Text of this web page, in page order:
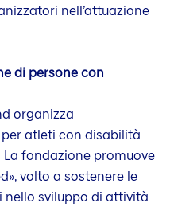
nell’attuazione
di persone con
organizza
atleti con disabilità
fondazione promuove
,volto a sostenere le
nello sviluppo di attività